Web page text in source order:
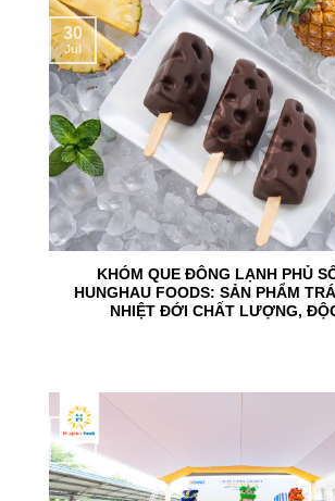
KHÓM QUE ĐÔNG LẠNH PHỦ
HUNGHAU FOODS: SẢN PHẨM
NHIỆT ĐỚI CHẤT LƯỢNG,
30
Jul
24
Jun